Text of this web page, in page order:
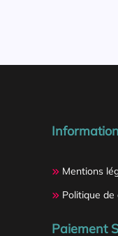
Mentions
Politique
Paiement